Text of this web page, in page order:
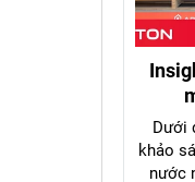
Dưới
khảo
nước